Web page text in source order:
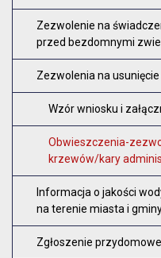
Zezwolenie na
przed bezdomnymi
Zezwolenia na
Wzór wniosku i
Obwieszczenia-
krzewów/kary
Informacja o jakości
na terenie miasta i
Zgłoszenie